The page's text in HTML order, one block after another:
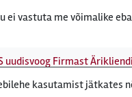
vastuta me võimalike
uudisvoog Firmast
- e-post:kasutamist jätkates